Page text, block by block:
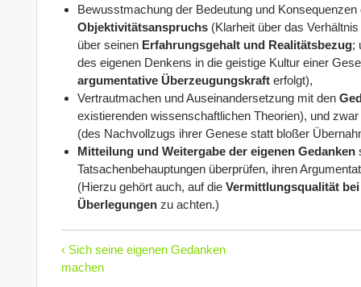
Bewusstmachung der Bedeutung und
Objektivitätsanspruchs (Klarheit über das
über seinen Erfahrungsgehalt und Realitätsbezug;
des eigenen Denkens in die geistige Kultur einer
argumentative Überzeugungskraft erfolgt),
Vertrautmachen und Auseinandersetzung mit den
existierenden wissenschaftlichen Theorien), und
(des Nachvollzugs ihrer Genese statt bloßer
Mitteilung und Weitergabe der eigenen Gedanken
Tatsachenbehauptungen überprüfen, ihren
(Hierzu gehört auch, auf die Vermittlungsqualität
Überlegungen zu achten.)
‹ Sich seine eigenen Gedanken
machen